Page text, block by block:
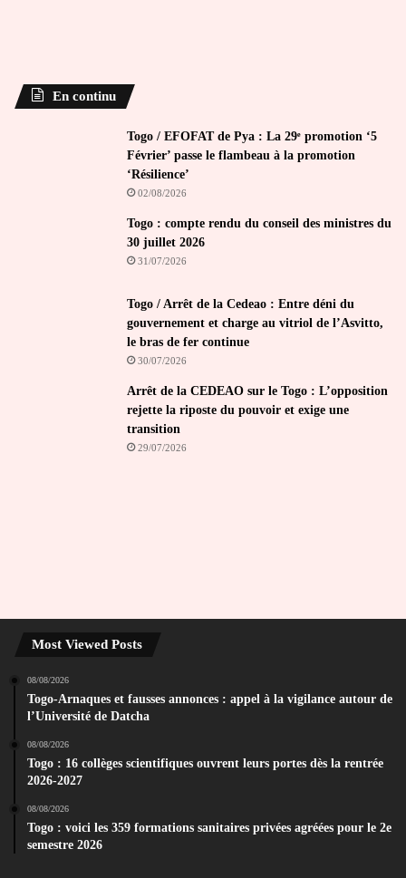
En continu
Togo / EFOFAT de Pya : La 29ᵉ promotion ‘5
Février’ passe le flambeau à la promotion
‘Résilience’
02/08/2026
Togo : compte rendu du conseil des ministres du
30 juillet 2026
31/07/2026
Togo / Arrêt de la Cedeao : Entre déni du
gouvernement et charge au vitriol de l’Asvitto,
le bras de fer continue
30/07/2026
Arrêt de la CEDEAO sur le Togo : L’opposition
rejette la riposte du pouvoir et exige une
transition
29/07/2026
Most Viewed Posts
08/08/2026
Togo-Arnaques et fausses annonces : appel à la vigilance autour de
l’Université de Datcha
08/08/2026
Togo : 16 collèges scientifiques ouvrent leurs portes dès la rentrée
2026-2027
08/08/2026
Togo : voici les 359 formations sanitaires privées agréées pour le 2e
semestre 2026